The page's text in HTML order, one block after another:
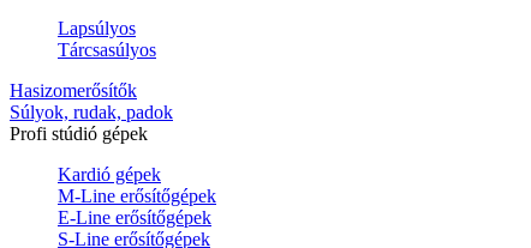
Lapsúlyos
Tárcsasúlyos
Hasizomerősítők
Súlyok, rudak, padok
Profi stúdió gépek
Kardió gépek
M-Line erősítőgépek
E-Line erősítőgépek
S-Line erősítőgépek